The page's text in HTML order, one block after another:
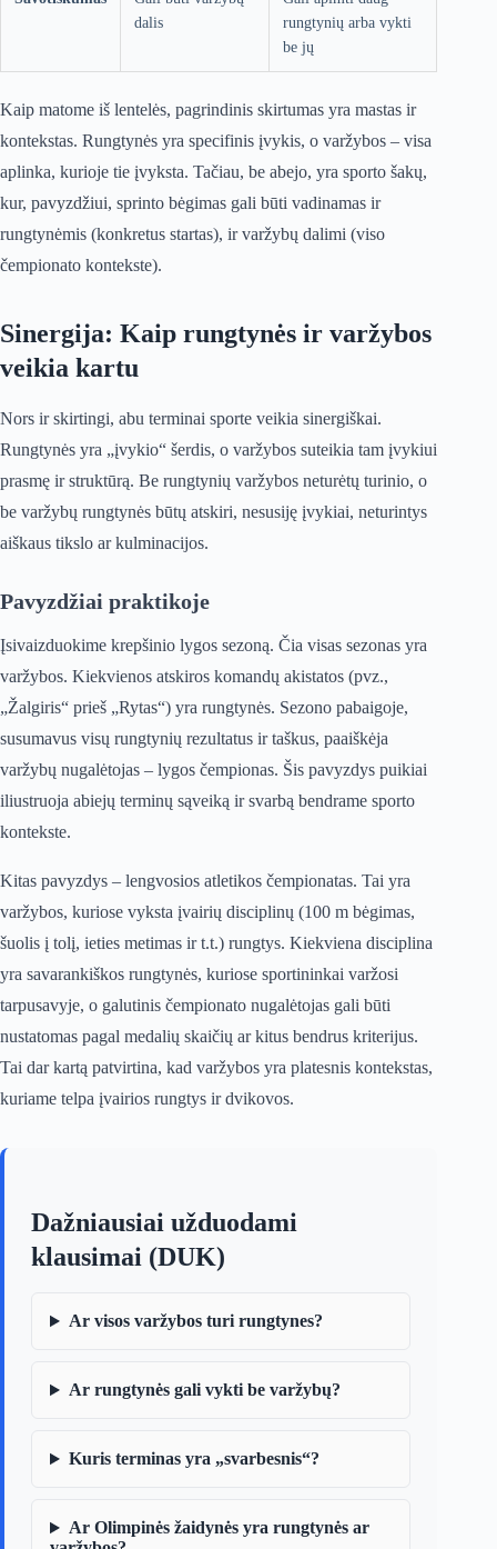
dalis
rungtynių arba vykti
be jų
Kaip matome iš lentelės, pagrindinis skirtumas yra mastas ir
kontekstas. Rungtynės yra specifinis įvykis, o varžybos – visa
aplinka, kurioje tie įvyksta. Tačiau, be abejo, yra sporto šakų,
kur, pavyzdžiui, sprinto bėgimas gali būti vadinamas ir
rungtynėmis (konkretus startas), ir varžybų dalimi (viso
čempionato kontekste).
Sinergija: Kaip rungtynės ir varžybos
veikia kartu
Nors ir skirtingi, abu terminai sporte veikia sinergiškai.
Rungtynės yra „įvykio“ šerdis, o varžybos suteikia tam įvykiui
prasmę ir struktūrą. Be rungtynių varžybos neturėtų turinio, o
be varžybų rungtynės būtų atskiri, nesusiję įvykiai, neturintys
aiškaus tikslo ar kulminacijos.
Pavyzdžiai praktikoje
Įsivaizduokime krepšinio lygos sezoną. Čia visas sezonas yra
varžybos. Kiekvienos atskiros komandų akistatos (pvz.,
„Žalgiris“ prieš „Rytas“) yra rungtynės. Sezono pabaigoje,
susumavus visų rungtynių rezultatus ir taškus, paaiškėja
varžybų nugalėtojas – lygos čempionas. Šis pavyzdys puikiai
iliustruoja abiejų terminų sąveiką ir svarbą bendrame sporto
kontekste.
Kitas pavyzdys – lengvosios atletikos čempionatas. Tai yra
varžybos, kuriose vyksta įvairių disciplinų (100 m bėgimas,
šuolis į tolį, ieties metimas ir t.t.) rungtys. Kiekviena disciplina
yra savarankiškos rungtynės, kuriose sportininkai varžosi
tarpusavyje, o galutinis čempionato nugalėtojas gali būti
nustatomas pagal medalių skaičių ar kitus bendrus kriterijus.
Tai dar kartą patvirtina, kad varžybos yra platesnis kontekstas,
kuriame telpa įvairios rungtys ir dvikovos.
Dažniausiai užduodami
klausimai (DUK)
Ar visos varžybos turi rungtynes?
Ar rungtynės gali vykti be varžybų?
Kuris terminas yra „svarbesnis“?
Ar Olimpinės žaidynės yra rungtynės ar